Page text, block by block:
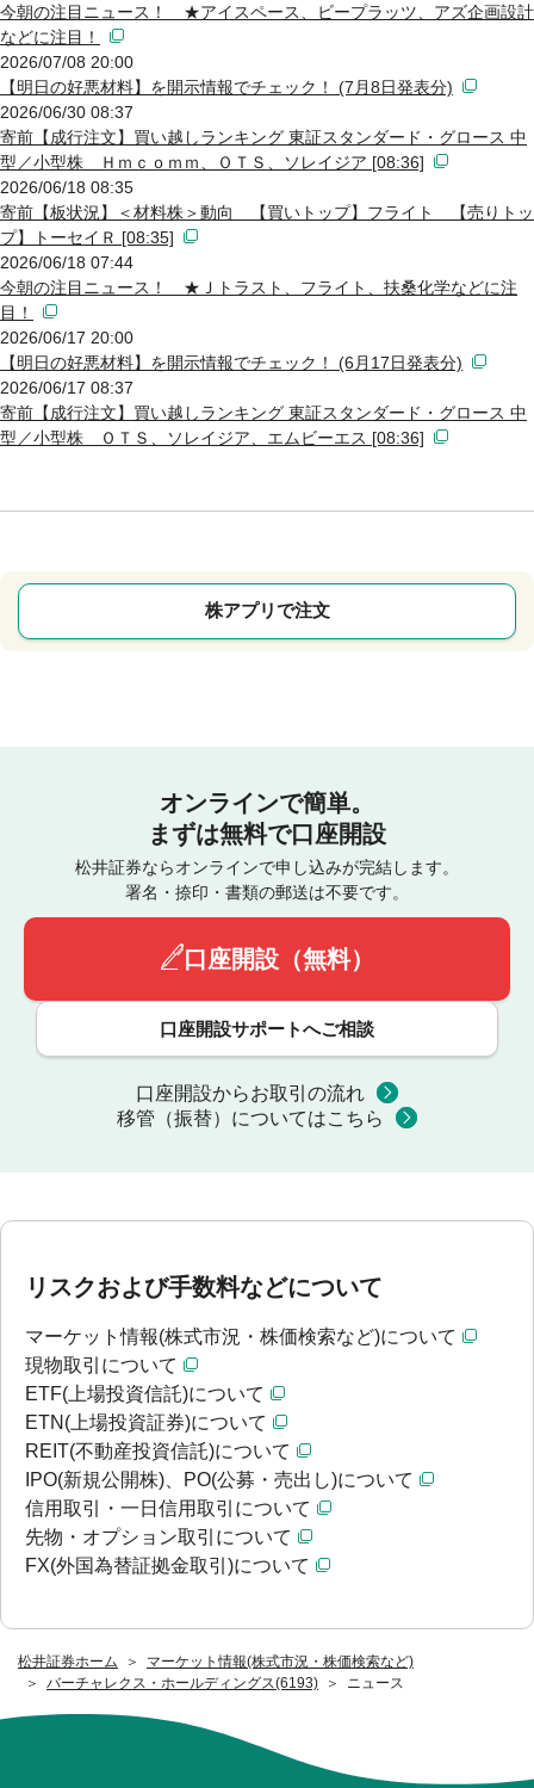
松井証券ホーム
マーケット情報(株式市況・株価検索など)
バーチャレクス・ホールディングス(6193)
ニュース
今朝の注目ニュース！ ★アイスペース、ビープラッツ、アズ企画設計
などに注目！
2026/07/08 20:00
【明日の好悪材料】を開示情報でチェック！ (7月8日発表分)
2026/06/30 08:37
寄前【成行注文】買い越しランキング 東証スタンダード・グロース 中
型／小型株 Ｈｍｃｏｍｍ、ＯＴＳ、ソレイジア [08:36]
2026/06/18 08:35
寄前【板状況】＜材料株＞動向 【買いトップ】フライト 【売りトッ
プ】トーセイＲ [08:35]
2026/06/18 07:44
今朝の注目ニュース！ ★Ｊトラスト、フライト、扶桑化学などに注
目！
2026/06/17 20:00
【明日の好悪材料】を開示情報でチェック！ (6月17日発表分)
2026/06/17 08:37
寄前【成行注文】買い越しランキング 東証スタンダード・グロース 中
型／小型株 ＯＴＳ、ソレイジア、エムビーエス [08:36]
株アプリで注文
オンラインで簡単。
まずは無料で口座開設
松井証券ならオンラインで申し込みが完結します。
署名・捺印・書類の郵送は不要です。
口座開設（無料）
口座開設サポートへご相談
口座開設からお取引の流れ
移管（振替）についてはこちら
リスクおよび手数料などについて
マーケット情報(株式市況・株価検索など)について
現物取引について
ETF(上場投資信託)について
ETN(上場投資証券)について
REIT(不動産投資信託)について
IPO(新規公開株)、PO(公募・売出し)について
信用取引・一日信用取引について
先物・オプション取引について
FX(外国為替証拠金取引)について